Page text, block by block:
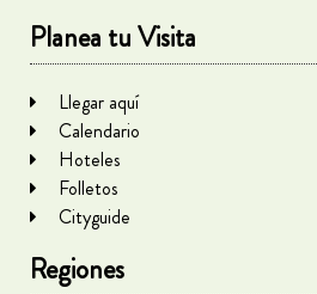
Planea tu Visita
Llegar aquí
Calendario
Hoteles
Folletos
Cityguide
Regiones